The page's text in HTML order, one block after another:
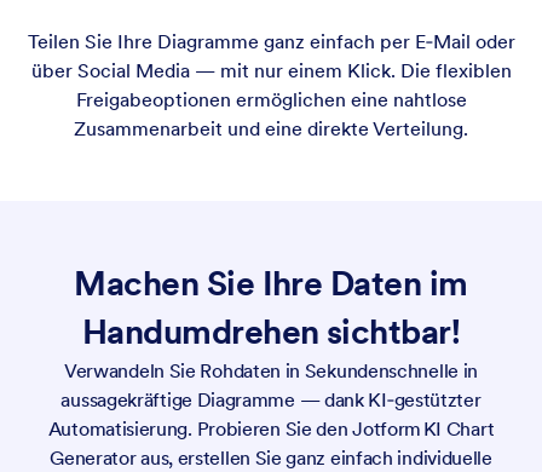
Teilen Sie Ihre Diagramme ganz einfach per E‑Mail oder
über Social Media — mit nur einem Klick. Die flexiblen
Freigabeoptionen ermöglichen eine nahtlose
Zusammenarbeit und eine direkte Verteilung.
Machen Sie Ihre Daten im
Handumdrehen sichtbar!
Verwandeln Sie Rohdaten in Sekundenschnelle in
aussagekräftige Diagramme — dank KI‑gestützter
Automatisierung. Probieren Sie den Jotform KI Chart
Generator aus, erstellen Sie ganz einfach individuelle